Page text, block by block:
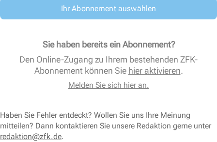
Ihr Abonnement auswählen
Sie haben bereits ein Abonnement?
Den Online-Zugang zu Ihrem bestehenden ZFK-
Abonnement können Sie hier aktivieren.
Melden Sie sich hier an.
Haben Sie Fehler entdeckt? Wollen Sie uns Ihre Meinung
mitteilen? Dann kontaktieren Sie unsere Redaktion gerne unter
redaktion@zfk.de.